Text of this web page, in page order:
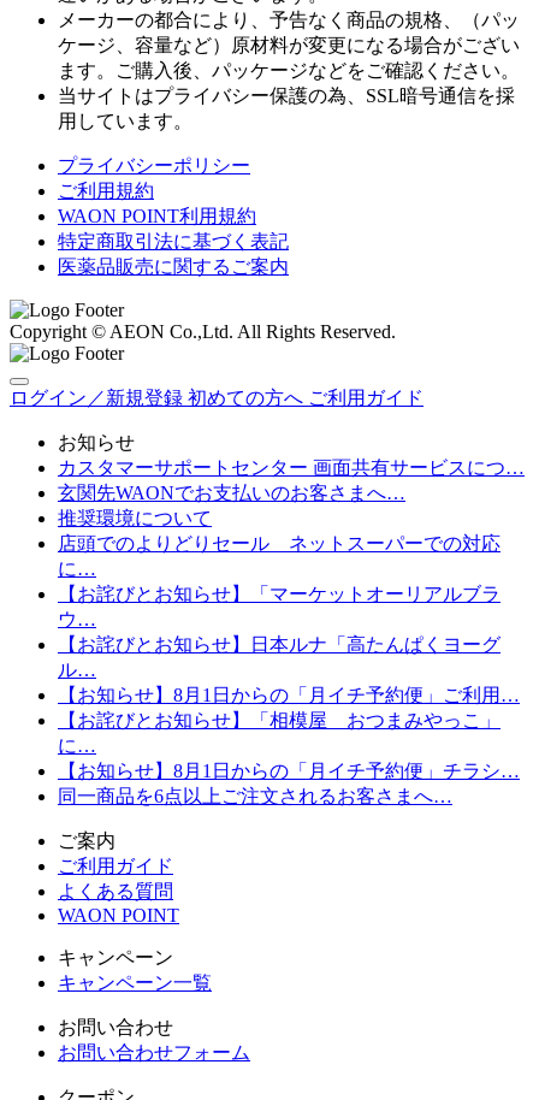
メーカーの都合により、予告なく商品の規格、（パッ
ケージ、容量など）原材料が変更になる場合がござい
ます。ご購入後、パッケージなどをご確認ください。
当サイトはプライバシー保護の為、SSL暗号通信を採
用しています。
プライバシーポリシー
ご利用規約
WAON POINT利用規約
特定商取引法に基づく表記
医薬品販売に関するご案内
Copyright © AEON Co.,Ltd. All Rights Reserved.
ログイン／新規登録 初めての方へ ご利用ガイド
お知らせ
カスタマーサポートセンター 画面共有サービスにつ…
玄関先WAONでお支払いのお客さまへ…
推奨環境について
店頭でのよりどりセール ネットスーパーでの対応
に…
【お詫びとお知らせ】「マーケットオーリアルブラ
ウ…
【お詫びとお知らせ】日本ルナ「高たんぱくヨーグ
ル…
【お知らせ】8月1日からの「月イチ予約便」ご利用…
【お詫びとお知らせ】「相模屋 おつまみやっこ」
に…
【お知らせ】8月1日からの「月イチ予約便」チラシ…
同一商品を6点以上ご注文されるお客さまへ…
ご案内
ご利用ガイド
よくある質問
WAON POINT
キャンペーン
キャンペーン一覧
お問い合わせ
お問い合わせフォーム